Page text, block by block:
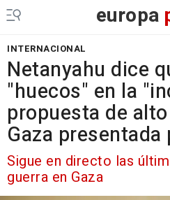
europa
INTERNACIONAL
Netanyahu dice
"huecos" en la
propuesta de
Gaza presentada
Sigue en directo las
guerra en Gaza